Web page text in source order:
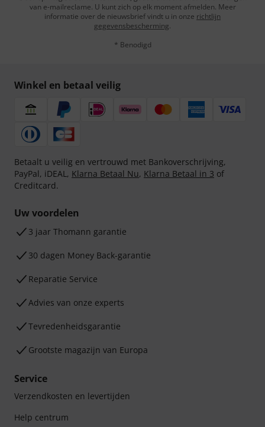
van e-mailreclame. U kunt zich op elk moment afmelden. Meer
informatie over de nieuwsbrief vindt u in onze richtlijn
gegevensbescherming.
* Benodigd
Winkel en betaal veilig
Betaalt u veilig en vertrouwd met Bankoverschrijving,
PayPal, iDEAL, Klarna Betaal Nu, Klarna Betaal in 3 of
Creditcard.
Uw voordelen
3 jaar Thomann garantie
30 dagen Money Back-garantie
Reparatie Service
Advies van onze experts
Tevredenheidsgarantie
Grootste magazijn van Europa
Service
Verzendkosten en levertijden
Help centrum